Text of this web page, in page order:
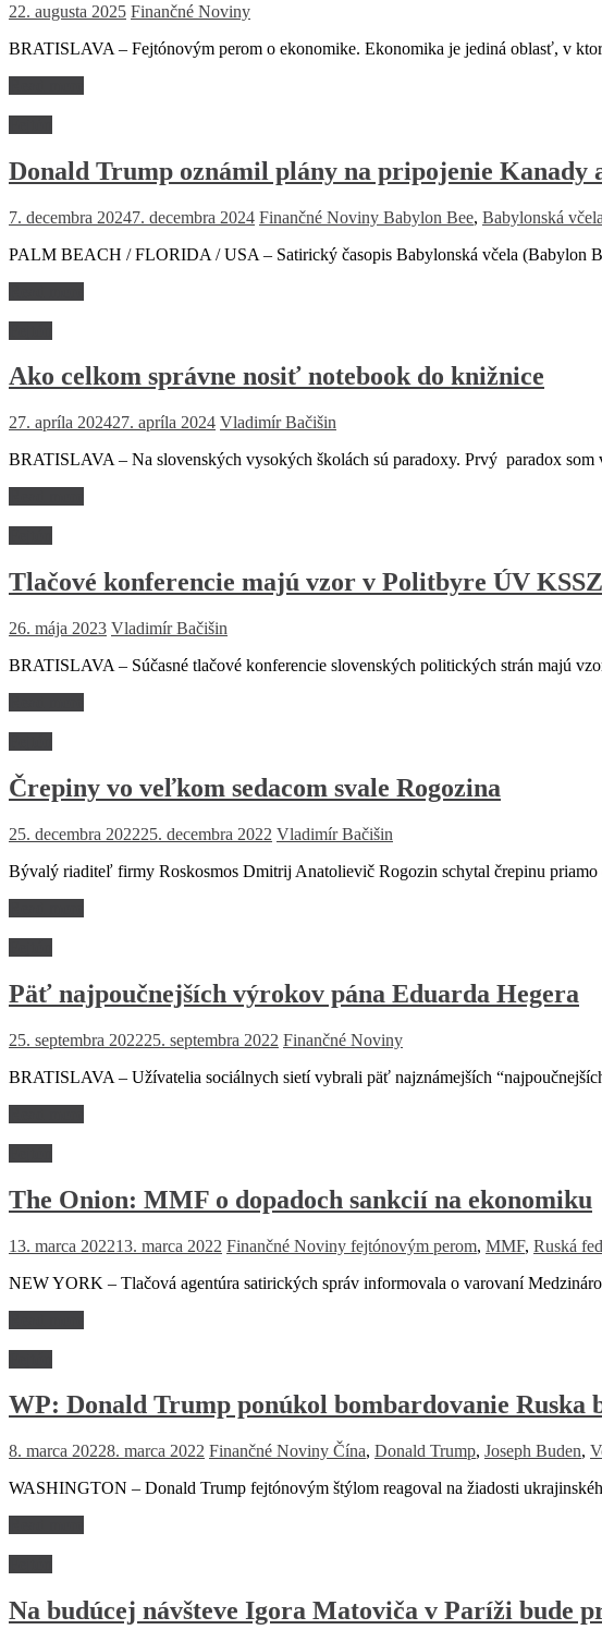
22. augusta 2025 Finančné Noviny
BRATISLAVA – Fejtónovým perom o ekonomike. Ekonomika je jediná oblasť, v
Donald Trump oznámil plány na pripojenie Kanady
7. decembra 20247. decembra 2024 Finančné Noviny Babylon Bee, Babylonská včela
PALM BEACH / FLORIDA / USA – Satirický časopis Babylonská včela (Babylon
Ako celkom správne nosiť notebook do knižnice
27. apríla 202427. apríla 2024 Vladimír Bačišin
BRATISLAVA – Na slovenských vysokých školách sú paradoxy. Prvý paradox
Tlačové konferencie majú vzor v Politbyre ÚV KSSZ
26. mája 2023 Vladimír Bačišin
BRATISLAVA – Súčasné tlačové konferencie slovenských politických strán majú
Črepiny vo veľkom sedacom svale Rogozina
25. decembra 202225. decembra 2022 Vladimír Bačišin
Bývalý riaditeľ firmy Roskosmos Dmitrij Anatolievič Rogozin schytal črepinu
Päť najpoučnejších výrokov pána Eduarda Hegera
25. septembra 202225. septembra 2022 Finančné Noviny
BRATISLAVA – Užívatelia sociálnych sietí vybrali päť najznámejších
The Onion: MMF o dopadoch sankcií na ekonomiku
13. marca 202213. marca 2022 Finančné Noviny fejtónovým perom, MMF, Ruská
NEW YORK – Tlačová agentúra satirických správ informovala o varovaní
WP: Donald Trump ponúkol bombardovanie
8. marca 20228. marca 2022 Finančné Noviny Čína, Donald Trump, Joseph Buden,
WASHINGTON – Donald Trump fejtónovým štýlom reagoval na žiadosti
Na budúcej návšteve Igora Matoviča v Paríži bude